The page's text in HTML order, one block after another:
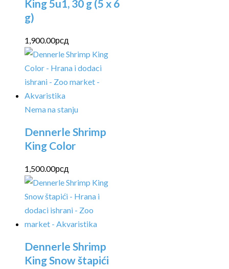
King 5u1, 30 g (5 x 6
g)
1,900.00рсд
Nema na stanju
Dennerle Shrimp
King Color
1,500.00рсд
Dennerle Shrimp
King Snow štapići